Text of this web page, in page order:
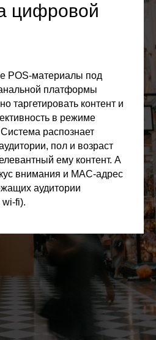
цифровой
POS-материалы под
платформы
таргетировать контент и
в режиме
Система распознает
пол и возраст
ему контент. А
внимания и MAC-адрес
аудитории
wi-fi).